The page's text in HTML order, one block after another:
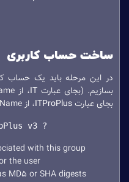
ساخت حساب کاربری
در این مرحله باید یک حساب
بسازیم. (بجای عبارتIT
بجای عبارتITProPlus، از Group Name ساخته شده استفاده کنید.)
v3 ?
with this group
the user
MD5 or SHA digests